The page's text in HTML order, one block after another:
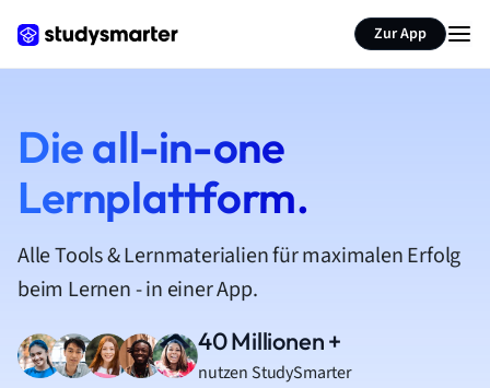
Zur App
Die all-in-one
Lernplattform.
Alle Tools & Lernmaterialien für maximalen Erfolg
beim Lernen - in einer App.
40 Millionen +
nutzen StudySmarter